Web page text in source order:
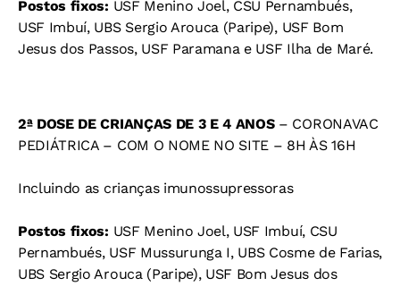
Postos fixos: USF Menino Joel, CSU Pernambués,
USF Imbuí, UBS Sergio Arouca (Paripe), USF Bom
Jesus dos Passos, USF Paramana e USF Ilha de Maré.
2ª DOSE DE CRIANÇAS DE 3 E 4 ANOS– CORONAVAC
PEDIÁTRICA – COM O NOME NO SITE – 8H ÀS 16H
Incluindo as crianças imunossupressoras
Postos fixos: USF Menino Joel, USF Imbuí, CSU
Pernambués, USF Mussurunga I, UBS Cosme de Farias,
UBS Sergio Arouca (Paripe), USF Bom Jesus dos